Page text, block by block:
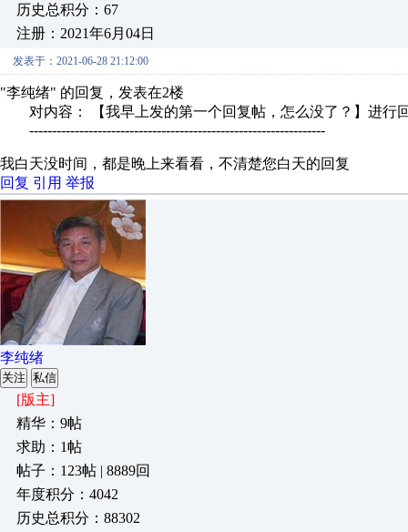
历史总积分：67
注册：2021年6月04日
发表于：2021-06-28 21:12:00
"李纯绪" 的回复，发表在2楼
对内容： 【我早上发的第一个回复帖，怎么没了？】进行
-----------------------------------------------------------------
我白天没时间，都是晚上来看看，不清楚您白天的回复
回复 引用 举报
李纯绪
关注 私信
[版主]
精华：9帖
求助：1帖
帖子：123帖 | 8889回
年度积分：4042
历史总积分：88302